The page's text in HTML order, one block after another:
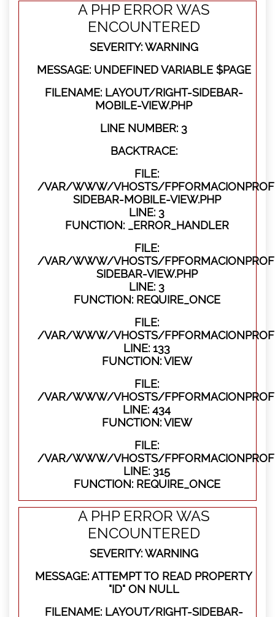
A PHP ERROR WAS
ENCOUNTERED
SEVERITY: WARNING
MESSAGE: UNDEFINED VARIABLE $PAGE
FILENAME: LAYOUT/RIGHT-SIDEBAR-
MOBILE-VIEW.PHP
LINE NUMBER: 3
BACKTRACE:
FILE:
/VAR/WWW/VHOSTS/
SIDEBAR-MOBILE-VIEW.PHP
LINE: 3
FUNCTION: _ERROR_HANDLER
FILE:
/VAR/WWW/VHOSTS/
SIDEBAR-VIEW.PHP
LINE: 3
FUNCTION: REQUIRE_ONCE
FILE:
/VAR/WWW/VHOSTS/
LINE: 133
FUNCTION: VIEW
FILE:
/VAR/WWW/VHOSTS/
LINE: 434
FUNCTION: VIEW
FILE:
/VAR/WWW/VHOSTS/
LINE: 315
FUNCTION: REQUIRE_ONCE
A PHP ERROR WAS
ENCOUNTERED
SEVERITY: WARNING
MESSAGE: ATTEMPT TO READ PROPERTY
"ID" ON NULL
FILENAME: LAYOUT/RIGHT-SIDEBAR-